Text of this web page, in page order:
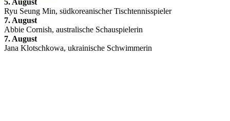
Ryu Seung Min, südkoreanischer Tischtennisspieler
7. August
Abbie Cornish, australische Schauspielerin
7. August
Jana Klotschkowa, ukrainische Schwimmerin